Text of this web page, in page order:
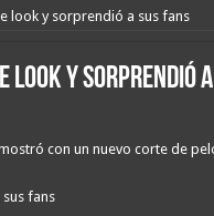
look y sorprendió a sus fans
look y sorprendió
con un nuevo corte de